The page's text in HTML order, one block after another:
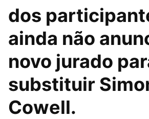
dos
ainda não
novo jurado
substituir
Cowell.